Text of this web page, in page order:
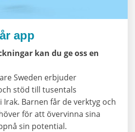
app
kan du ge oss en
Sweden erbjuder
stöd till tusentals
Barnen får de verktyg och
för att övervinna sina
sin potential.